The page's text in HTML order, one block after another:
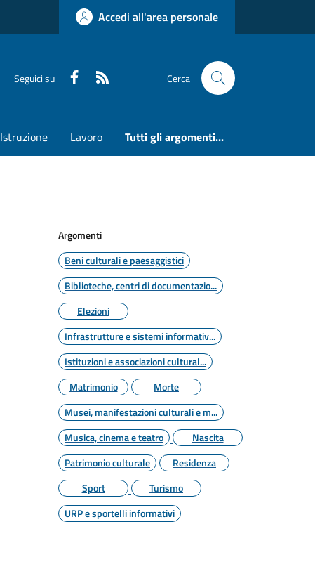
Accedi all'area personale
Seguici su Faceboook Cerca
Istruzione Lavoro Tutti gli argomenti...
Argomenti
Beni culturali e paesaggistici
Biblioteche, centri di documentazio...
Elezioni
Infrastrutture e sistemi informativ...
Istituzioni e associazioni cultural...
Matrimonio
Morte
Musei, manifestazioni culturali e m...
Musica, cinema e teatro
Nascita
Patrimonio culturale
Residenza
Sport
Turismo
URP e sportelli informativi